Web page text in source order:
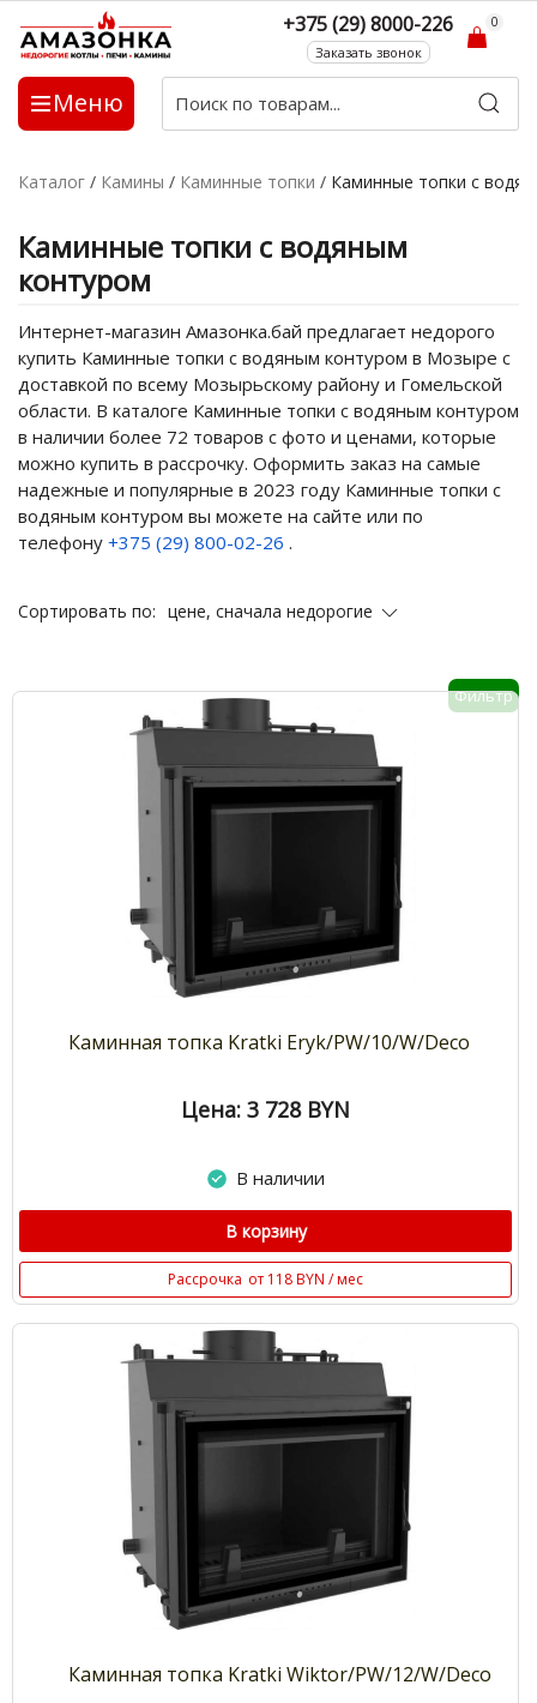
Меню
+375 (29) 8000-226
Заказать звонок
0
Каталог / Камины / Каминные топки / Каминные топки с
Каминные топки с водяным
контуром
Интернет-магазин Амазонка.бай предлагает недорого
купить Каминные топки с водяным контуром в Мозыре с
доставкой по всему Мозырьскому району и Гомельской
области. В каталоге Каминные топки с водяным контуром
в наличии более 72 товаров с фото и ценами, которые
можно купить в рассрочку. Оформить заказ на самые
надежные и популярные в 2023 году Каминные топки с
водяным контуром вы можете на сайте или по
телефону +375 (29) 800-02-26 .
Сортировать по: цене, сначала недорогие
Фильтр
Каминная топка Kratki Eryk/PW/10/W/Deco
Цена: 3 728 BYN
В наличии
В корзину
Рассрочка от 118 BYN / мес
Каминная топка Kratki Wiktor/PW/12/W/Deco